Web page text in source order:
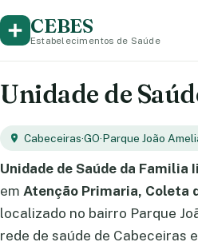
CEBES
Estabelecimentos de Saúde
Unidade de
Cabeceiras·GO·Parque João
Unidade de Saúde da Familia Ii
em Atenção Primaria, Coleta
localizado no bairro Parque
rede de saúde de Cabeceiras